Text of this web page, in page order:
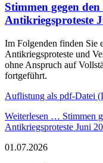
Stimmen gegen
Antikriegsproteste
Im Folgenden finden Sie
Antikriegsproteste und
ohne Anspruch auf
fortgeführt.
Auflistung als pdf-Datei
Weiterlesen … Stimmen
Antikriegsproteste Juni
01.07.2026